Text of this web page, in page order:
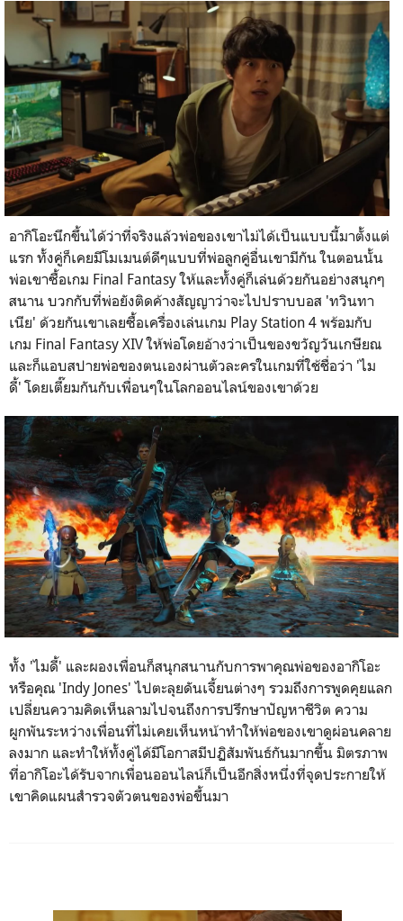
อากิโอะนึกขึ้นได้ว่าที่จริงแล้วพ่อของเขาไม่ได้เป็นแบบนี้มาตั้งแต่
แรก ทั้งคู่ก็เคยมีโมเมนต์ดีๆแบบที่พ่อลูกคู่อื่นเขามีกัน ในตอนนั้น
พ่อเขาซื้อเกม Final Fantasyให้และทั้งคู่ก็เล่นด้วยกันอย่างสนุกๆ
สนาน บวกกับที่พ่อยังติดค้างสัญญาว่าจะไปปราบบอส 'ทวินทา
เนีย' ด้วยกันเขาเลยซื้อเครื่องเล่นเกม Play Station 4 พร้อมกับ
เกม Final Fantasy XIVให้พ่อโดยอ้างว่าเป็นของขวัญวันเกษียณ
และก็แอบสปายพ่อของตนเองผ่านตัวละครในเกมที่ใช้ชื่อว่า 'ไม
ดี้' โดยเตี๊ยมกันกับเพื่อนๆในโลกออนไลน์ของเขาด้วย
ทั้ง 'ไมดี้' และผองเพื่อนก็สนุกสนานกับการพาคุณพ่อของอากิโอะ
หรือคุณ 'Indy Jones' ไปตะลุยดันเจี้ยนต่างๆ รวมถึงการพูดคุยแลก
เปลี่ยนความคิดเห็นลามไปจนถึงการปรึกษาปัญหาชีวิต ความ
ผูกพันระหว่างเพื่อนที่ไม่เคยเห็นหน้าทำให้พ่อของเขาดูผ่อนคลาย
ลงมาก และทำให้ทั้งคู่ได้มีโอกาสมีปฏิสัมพันธ์กันมากขึ้น มิตรภาพ
ที่อากิโอะได้รับจากเพื่อนออนไลน์ก็เป็นอีกสิ่งหนึ่งที่จุดประกายให้
เขาคิดแผนสำรวจตัวตนของพ่อขึ้นมา